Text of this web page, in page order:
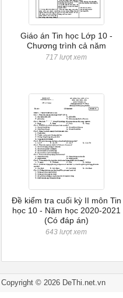
Giáo án Tin học Lớp 10 -
Chương trình cả năm
717 lượt xem
Đề kiểm tra cuối kỳ II môn Tin
học 10 - Năm học 2020-2021
(Có đáp án)
643 lượt xem
Copyright ©2026 DeThi.net.vn